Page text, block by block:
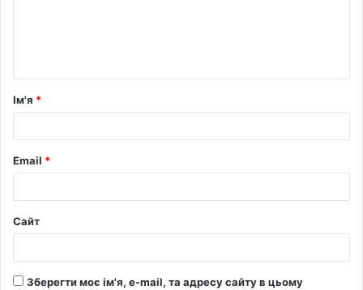
Ім'я *
Email *
Сайт
Зберегти моє ім'я, e-mail, та адресу сайту в цьому